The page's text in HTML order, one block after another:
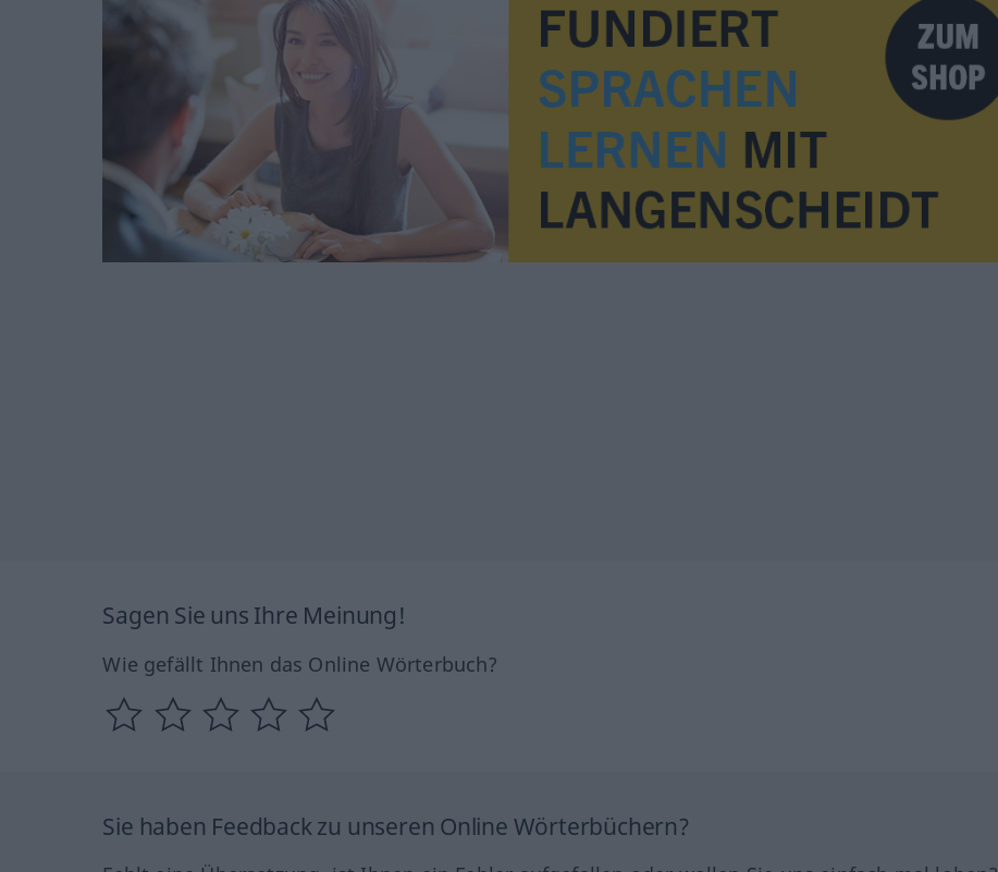
Sagen Sie uns Ihre Meinung!
Wie gefällt Ihnen das Online Wörterbuch?
Sie haben Feedback zu unseren Online Wörterbüchern?